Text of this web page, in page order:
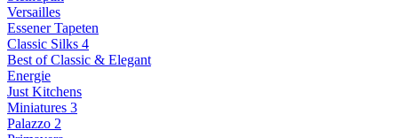
Versailles
Essener Tapeten
Classic Silks 4
Best of Classic & Elegant
Energie
Just Kitchens
Miniatures 3
Palazzo 2